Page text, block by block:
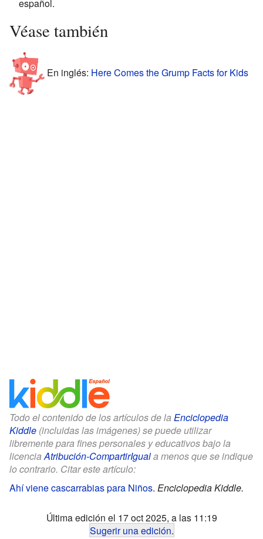
español.
Véase también
En inglés: Here Comes the Grump Facts for Kids
Todo el contenido de los artículos de la Enciclopedia
Kiddle (incluidas las imágenes) se puede utilizar
libremente para fines personales y educativos bajo la
licenciaAtribución-CompartirIguala menos que se indique
lo contrario. Citar este artículo:
Ahí viene cascarrabias para Niños. Enciclopedia Kiddle.
Última edición el 17 oct 2025, a las 11:19
Sugerir una edición.